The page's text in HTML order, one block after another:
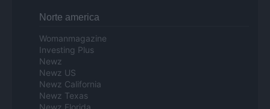
Norte america
Womanmagazine
Investing Plus
Newz
Newz US
Newz California
Newz Texas
Newz Florida